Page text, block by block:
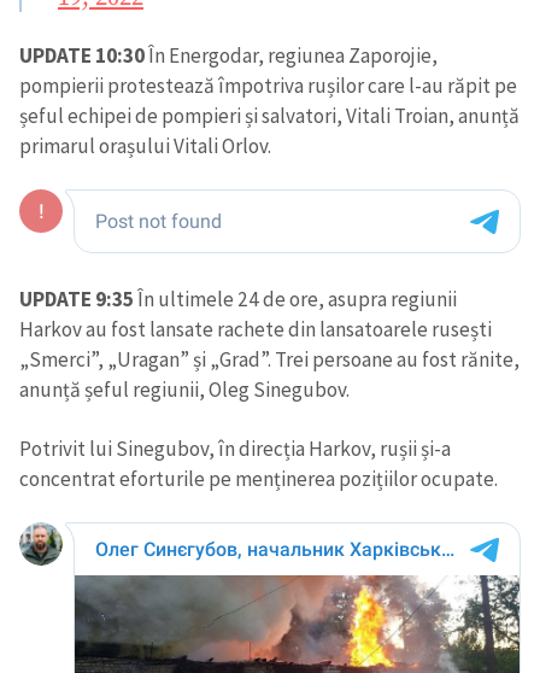
UPDATE 10:30În Energodar, regiunea Zaporojie,
pompierii protestează împotriva rușilor care l-au răpit pe
șeful echipei de pompieri și salvatori, Vitali Troian, anunță
primarul orașului Vitali Orlov.
UPDATE 9:35În ultimele 24 de ore, asupra regiunii
Harkov au fost lansate rachete din lansatoarele rusești
„Smerci”, „Uragan” și „Grad”. Trei persoane au fost rănite,
anunță șeful regiunii, Oleg Sinegubov.
Potrivit lui Sinegubov, în direcția Harkov, rușii și-a
concentrat eforturile pe menținerea pozițiilor ocupate.